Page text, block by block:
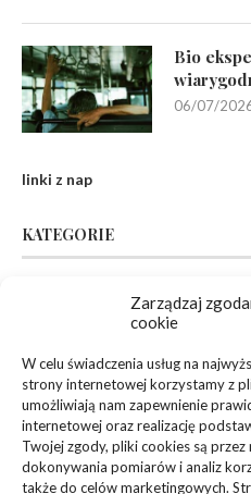
Zarządzaj
cookie
W celu świadczenia usług na
strony internetowej korzystamy z
umożliwiają nam zapewnienie
internetowej oraz realizację
Twojej zgody, pliki cookies są
dokonywania pomiarów i analiz
także do celów marketingowych.
Bio
06/07/
linki z nap
KATEGORIE
Dom, Ogród
Zdrowie, Medycyna
Edukacja, Rozrywka